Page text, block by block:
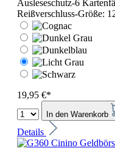
Ausleseschutz-6
Reißverschluss-Größe:
19,95 €*
In den Warenkorb
Details